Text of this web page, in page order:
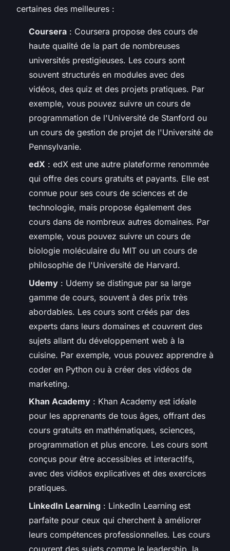
certaines des meilleures :
Coursera : Coursera propose des cours de
haute qualité de la part de nombreuses
universités prestigieuses. Les cours sont
souvent structurés en modules avec des
vidéos, des quiz et des projets pratiques. Par
exemple, vous pouvez suivre un cours de
programmation de l'Université de Stanford ou
un cours de gestion de projet de l'Université de
Pennsylvanie.
edX : edX est une autre plateforme renommée
qui offre des cours gratuits et payants. Elle est
connue pour ses cours de sciences et de
technologie, mais propose également des
cours dans de nombreux autres domaines. Par
exemple, vous pouvez suivre un cours de
biologie moléculaire du MIT ou un cours de
philosophie de l'Université de Harvard.
Udemy : Udemy se distingue par sa large
gamme de cours, souvent à des prix très
abordables. Les cours sont créés par des
experts dans leurs domaines et couvrent des
sujets allant du développement web à la
cuisine. Par exemple, vous pouvez apprendre à
coder en Python ou à créer des vidéos de
marketing.
Khan Academy : Khan Academy est idéale
pour les apprenants de tous âges, offrant des
cours gratuits en mathématiques, sciences,
programmation et plus encore. Les cours sont
conçus pour être accessibles et interactifs,
avec des vidéos explicatives et des exercices
pratiques.
LinkedIn Learning : LinkedIn Learning est
parfaite pour ceux qui cherchent à améliorer
leurs compétences professionnelles. Les cours
couvrent des sujets comme le leadership, la